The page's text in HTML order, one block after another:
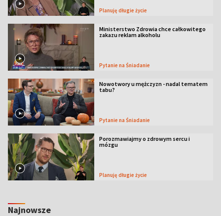
Planuję długie życie
Ministerstwo Zdrowia chce całkowitego
zakazu reklam alkoholu
Pytanie na Śniadanie
Nowotwory u mężczyzn - nadal tematem
tabu?
Pytanie na Śniadanie
Porozmawiajmy o zdrowym sercu i
mózgu
Planuję długie życie
Najnowsze